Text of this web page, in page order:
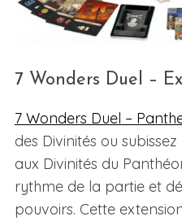
7 Wonders Duel –
7 Wonders Duel –
des Divinités ou
aux Divinités du
rythme de la partie et
pouvoirs. Cette